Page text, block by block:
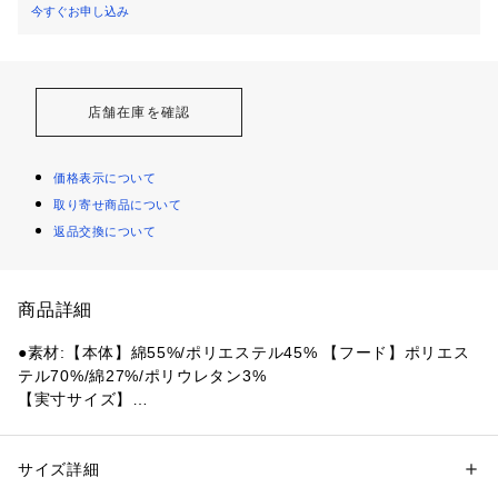
今すぐお申し込み
店舗在庫を確認
価格表示について
取り寄せ商品について
返品交換について
商品詳細
●素材:【本体】綿55%/ポリエステル45% 【フード】ポリエス
テル70%/綿27%/ポリウレタン3%
【実寸サイズ】
●Lサイズ詳細:【着丈】78cm 【肩幅】53.5cm 【身幅】60.5c
性別：メンズ
サイズ詳細